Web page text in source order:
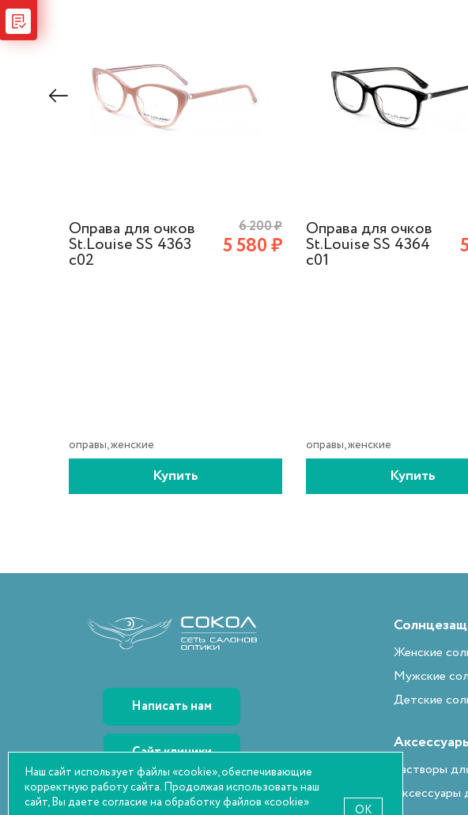
Оправа для очков
St.Louise SS 4363
с02
6 200₽
5 580₽
оправы, женские
Купить
Оправа для очков
St.Louise SS 4364
с01
оправы, женские
Купить
Написать нам
Сайт клиники
*2712
Женские
Мужские
Детские
Растворы
Наш сайт использует файлы «cookie», обеспечивающие
корректную работу сайта. Продолжая использовать наш
сайт, Вы даете согласие на обработку файлов «cookie»
OK